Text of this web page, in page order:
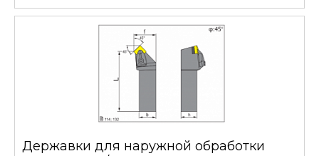
Державки для наружной обработки